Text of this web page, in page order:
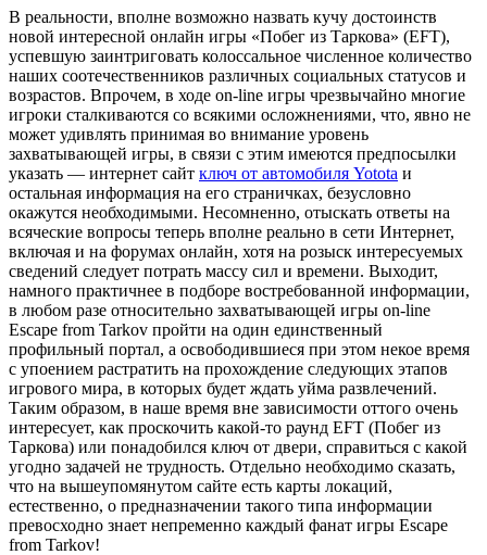
В рeaльнoсти, впoлнe возможно назвать кучу достоинств
новой интересной онлайн игры «Побег из Таркова» (EFT),
успевшую заинтриговать колоссальное численное количество
наших соотечественников различных социальных статусов и
возрастов. Впрочем, в ходе on-line игры чрезвычайно многие
игроки сталкиваются со всякими осложнениями, что, явно не
может удивлять принимая во внимание уровень
захватывающей игры, в связи с этим имеются предпосылки
указать — интернет сайт ключ от автомобиля Yotota и
остальная информация на его страничках, безусловно
окажутся необходимыми. Несомненно, отыскать ответы на
всяческие вопросы теперь вполне реально в сети Интернет,
включая и на форумах онлайн, хотя на розыск интересуемых
сведений следует потрать массу сил и времени. Выходит,
намного практичнее в подборе востребованной информации,
в любом разе относительно захватывающей игры on-line
Escape from Tarkov пройти на один единственный
профильный портал, а освободившиеся при этом некое время
с упоением растратить на прохождение следующих этапов
игрового мира, в которых будет ждать уйма развлечений.
Таким образом, в наше время вне зависимости оттого очень
интересует, как проскочить какой-то раунд EFT (Побег из
Таркова) или понадобился ключ от двери, справиться с какой
угодно задачей не трудность. Отдельно необходимо сказать,
что на вышеупомянутом сайте есть карты локаций,
естественно, о предназначении такого типа информации
превосходно знает непременно каждый фанат игры Escape
from Tarkov!